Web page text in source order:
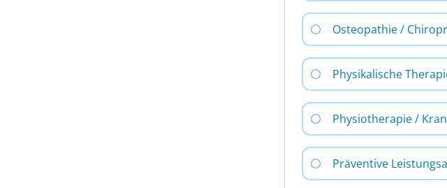
Osteopathie /
Physikalische
Physiotherapie /
Präventive